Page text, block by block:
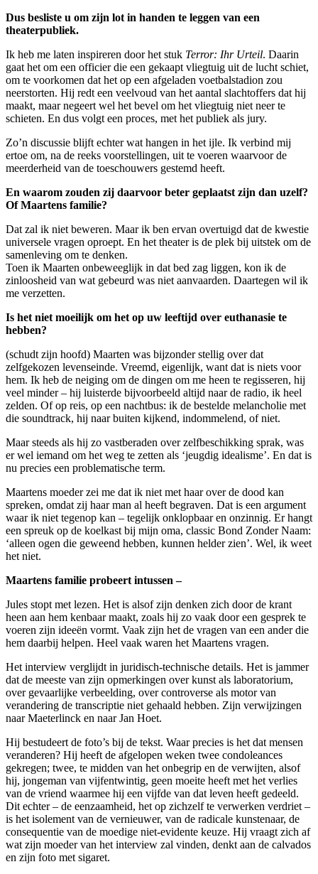
Dus besliste u om zijn lot in handen te leggen van een
theaterpubliek.
Ik heb me laten inspireren door het stuk Terror: Ihr Urteil. Daarin
gaat het om een officier die een gekaapt vliegtuig uit de lucht schiet,
om te voorkomen dat het op een afgeladen voetbalstadion zou
neerstorten. Hij redt een veelvoud van het aantal slachtoffers dat hij
maakt, maar negeert wel het bevel om het vliegtuig niet neer te
schieten. En dus volgt een proces, met het publiek als jury.
Zo’n discussie blijft echter wat hangen in het ijle. Ik verbind mij
ertoe om, na de reeks voorstellingen, uit te voeren waarvoor de
meerderheid van de toeschouwers gestemd heeft.
En waarom zouden zij daarvoor beter geplaatst zijn dan uzelf?
Of Maartens familie?
Dat zal ik niet beweren. Maar ik ben ervan overtuigd dat de kwestie
universele vragen oproept. En het theater is de plek bij uitstek om de
samenleving om te denken.
Toen ik Maarten onbeweeglijk in dat bed zag liggen, kon ik de
zinloosheid van wat gebeurd was niet aanvaarden. Daartegen wil ik
me verzetten.
Is het niet moeilijk om het op uw leeftijd over euthanasie te
hebben?
(schudt zijn hoofd) Maarten was bijzonder stellig over dat
zelfgekozen levenseinde. Vreemd, eigenlijk, want dat is niets voor
hem. Ik heb de neiging om de dingen om me heen te regisseren, hij
veel minder – hij luisterde bijvoorbeeld altijd naar de radio, ik heel
zelden. Of op reis, op een nachtbus: ik de bestelde melancholie met
die soundtrack, hij naar buiten kijkend, indommelend, of niet.
Maar steeds als hij zo vastberaden over zelfbeschikking sprak, was
er wel iemand om het weg te zetten als ‘jeugdig idealisme’. En dat is
nu precies een problematische term.
Maartens moeder zei me dat ik niet met haar over de dood kan
spreken, omdat zij haar man al heeft begraven. Dat is een argument
waar ik niet tegenop kan – tegelijk onklopbaar en onzinnig. Er hangt
een spreuk op de koelkast bij mijn oma, classic Bond Zonder Naam:
‘alleen ogen die geweend hebben, kunnen helder zien’. Wel, ik weet
het niet.
Maartens familie probeert intussen –
Jules stopt met lezen. Het is alsof zijn denken zich door de krant
heen aan hem kenbaar maakt, zoals hij zo vaak door een gesprek te
voeren zijn ideeën vormt. Vaak zijn het de vragen van een ander die
hem daarbij helpen. Heel vaak waren het Maartens vragen.
Het interview verglijdt in juridisch-technische details. Het is jammer
dat de meeste van zijn opmerkingen over kunst als laboratorium,
over gevaarlijke verbeelding, over controverse als motor van
verandering de transcriptie niet gehaald hebben. Zijn verwijzingen
naar Maeterlinck en naar Jan Hoet.
Hij bestudeert de foto’s bij de tekst. Waar precies is het dat mensen
veranderen? Hij heeft de afgelopen weken twee condoleances
gekregen; twee, te midden van het onbegrip en de verwijten, alsof
hij, jongeman van vijfentwintig, geen moeite heeft met het verlies
van de vriend waarmee hij een vijfde van dat leven heeft gedeeld.
Dit echter – de eenzaamheid, het op zichzelf te verwerken verdriet –
is het isolement van de vernieuwer, van de radicale kunstenaar, de
consequentie van de moedige niet-evidente keuze. Hij vraagt zich af
wat zijn moeder van het interview zal vinden, denkt aan de calvados
en zijn foto met sigaret.